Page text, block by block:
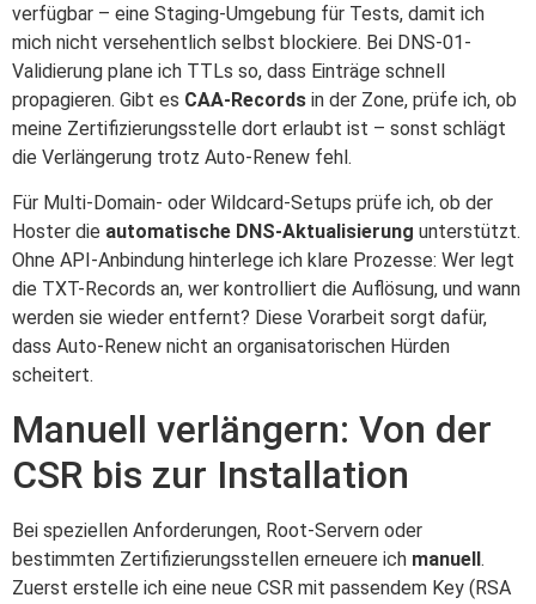
verfügbar – eine Staging-Umgebung für Tests, damit ich
mich nicht versehentlich selbst blockiere. Bei DNS-01-
Validierung plane ich TTLs so, dass Einträge schnell
propagieren. Gibt es CAA-Records in der Zone, prüfe ich, ob
meine Zertifizierungsstelle dort erlaubt ist – sonst schlägt
die Verlängerung trotz Auto-Renew fehl.
Für Multi-Domain- oder Wildcard-Setups prüfe ich, ob der
Hoster die automatische DNS-Aktualisierung unterstützt.
Ohne API-Anbindung hinterlege ich klare Prozesse: Wer legt
die TXT-Records an, wer kontrolliert die Auflösung, und wann
werden sie wieder entfernt? Diese Vorarbeit sorgt dafür,
dass Auto-Renew nicht an organisatorischen Hürden
scheitert.
Manuell verlängern: Von der
CSR bis zur Installation
Bei speziellen Anforderungen, Root-Servern oder
bestimmten Zertifizierungsstellen erneuere ich manuell .
Zuerst erstelle ich eine neue CSR mit passendem Key (RSA